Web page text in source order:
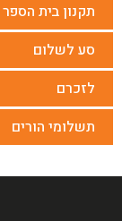
תקנון בית הספר
סע לשלום
לזכרם
תשלומי הורים